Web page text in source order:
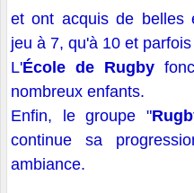
et ont acquis de belles
jeu à 7, qu'à 10 et
L'École de Rugby
nombreux enfants.
Enfin, le groupe "
continue sa
ambiance.